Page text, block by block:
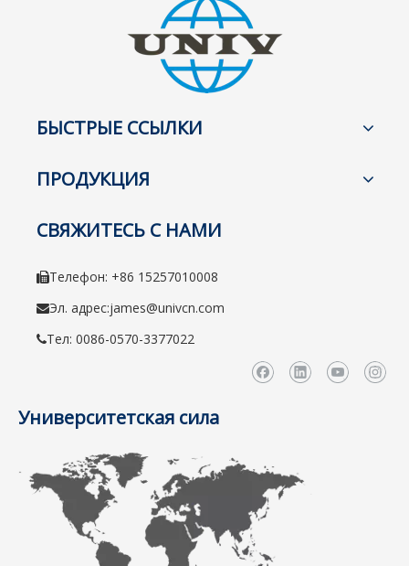
БЫСТРЫЕ ССЫЛКИ
ПРОДУКЦИЯ
СВЯЖИТЕСЬ С НАМИ
Телефон: +86 15257010008
Эл. адрес:james@univcn.com
Тел: 0086-0570-3377022
Университетская сила